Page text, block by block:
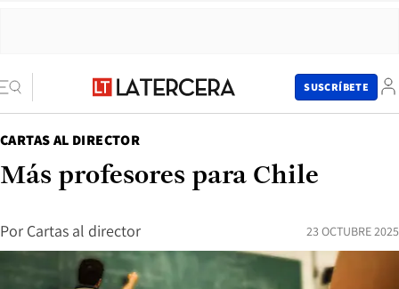
SUSCRÍBETE
CARTAS AL DIRECTOR
Más profesores para Chile
Por Cartas al director 23 OCTUBRE 2025